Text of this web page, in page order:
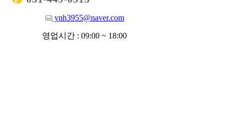
ynh3955@naver.com
영업시간 : 09:00 ~ 18:00